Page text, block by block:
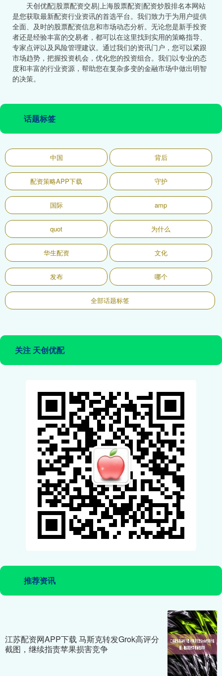
天创优配|股票配资交易|上海股票配资|配资炒股排名本网站
是您获取最新配资行业资讯的首选平台。我们致力于为用户提供
全面、及时的股票配资信息和市场动态分析。无论您是新手投资
者还是经验丰富的交易者，都可以在这里找到实用的策略指导、
专家点评以及风险管理建议。通过我们的资讯门户，您可以紧跟
市场趋势，把握投资机会，优化您的投资组合。我们以专业的态
度和丰富的行业资源，帮助您在复杂多变的金融市场中做出明智
的决策。
话题标签
中国 背后
配资策略APP下载 守护
国际 amp
quot 为什么
华生配资 文化
发布 哪个
全部话题标签
关注 天创优配
推荐资讯
江苏配资网APP下载 马斯克转发Grok高评分
截图，继续指责苹果损害竞争